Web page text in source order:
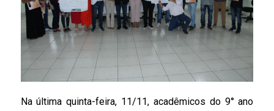
Na última quinta-feira, 11/11, acadêmicos do 9° ano